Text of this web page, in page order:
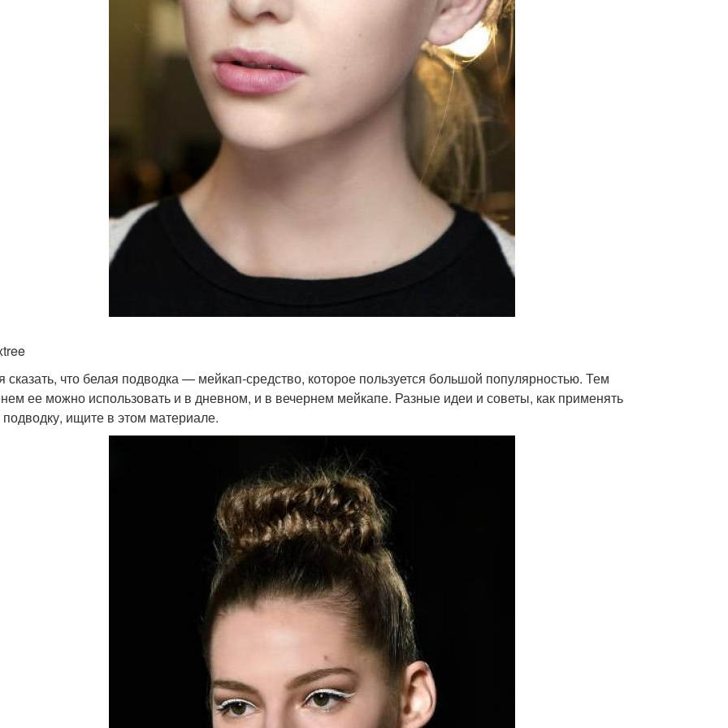
сказать, что белая подводка — мейкап-средство, которое пользуется большой популярностью. Тем
ее можно использовать и в дневном, и в вечернем мейкапе. Разные идеи и советы, как применять
ищите в этом материале.